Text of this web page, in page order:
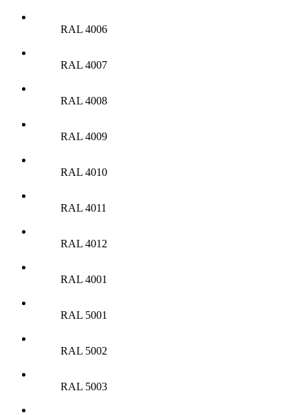
RAL 4006
RAL 4007
RAL 4008
RAL 4009
RAL 4010
RAL 4011
RAL 4012
RAL 4001
RAL 5001
RAL 5002
RAL 5003